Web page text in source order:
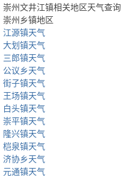
崇州文井江镇相关地区天气查询
崇州乡镇地区
江源镇天气
大划镇天气
三郎镇天气
公议乡天气
街子镇天气
王场镇天气
白头镇天气
崇平镇天气
隆兴镇天气
桤泉镇天气
济协乡天气
元通镇天气